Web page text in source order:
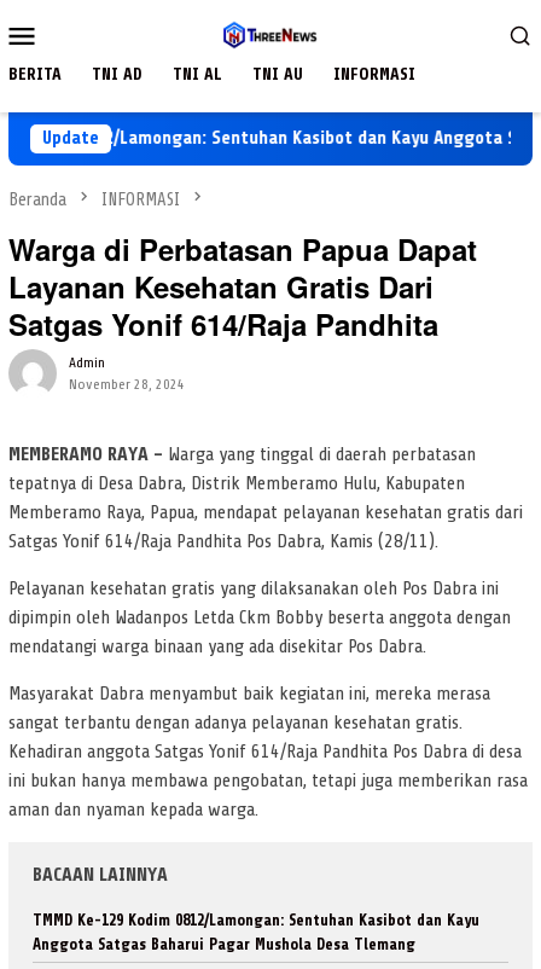
ke
Mobile
BERITA TNI AD TNI AL TNI AU INFORMASI
Update
0812/Lamongan: Sentuhan Kasibot dan Kayu Anggota Satgas
Beranda INFORMASI
Warga di Perbatasan Papua Dapat
Layanan Kesehatan Gratis Dari
Satgas Yonif 614/Raja Pandhita
Admin
November 28, 2024
MEMBERAMO RAYA – Warga yang tinggal di daerah perbatasan
tepatnya di Desa Dabra, Distrik Memberamo Hulu, Kabupaten
Memberamo Raya, Papua, mendapat pelayanan kesehatan gratis dari
Satgas Yonif 614/Raja Pandhita Pos Dabra, Kamis (28/11).
Pelayanan kesehatan gratis yang dilaksanakan oleh Pos Dabra ini
dipimpin oleh Wadanpos Letda Ckm Bobby beserta anggota dengan
mendatangi warga binaan yang ada disekitar Pos Dabra.
Masyarakat Dabra menyambut baik kegiatan ini, mereka merasa
sangat terbantu dengan adanya pelayanan kesehatan gratis.
Kehadiran anggota Satgas Yonif 614/Raja Pandhita Pos Dabra di desa
ini bukan hanya membawa pengobatan, tetapi juga memberikan rasa
aman dan nyaman kepada warga.
BACAAN LAINNYA
TMMD Ke-129 Kodim 0812/Lamongan: Sentuhan Kasibot dan Kayu
Anggota Satgas Baharui Pagar Mushola Desa Tlemang